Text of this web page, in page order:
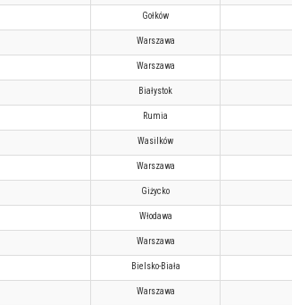
Gołków
Warszawa
Warszawa
Białystok
Rumia
Wasilków
Warszawa
Giżycko
Włodawa
Warszawa
Bielsko-Biała
Warszawa